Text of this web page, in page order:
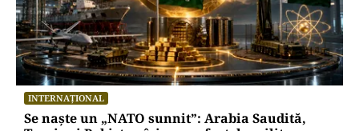
INTERNAȚIONAL
Se naște un „NATO sunnit”: Arabia Saudită,